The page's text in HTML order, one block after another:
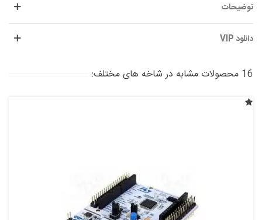
توضیحات
دانلود VIP
16 محصولات مشابه در شاخه های مختلف: